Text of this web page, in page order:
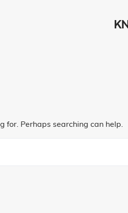
for. Perhaps searching can help.